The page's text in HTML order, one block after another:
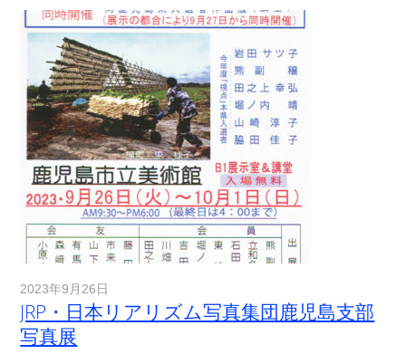
2023年9月26日
JRP・日本リアリズム写真集団鹿児島支部
写真展